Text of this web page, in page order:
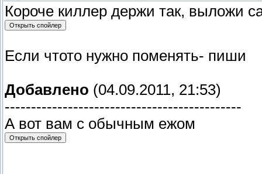
Короче киллер держи так, выложи
Если чтото нужно поменять- пиши
Добавлено (04.09.2011, 21:53)
---------------------------------------------
А вот вам с обычным ежом